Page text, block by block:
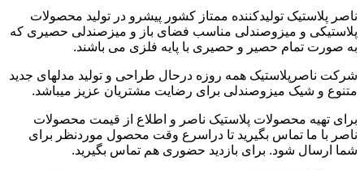
ناصر پلاستیک تولیدکننده ممتاز کشور پیشرو در تولید محصولات
پلاستیکی و میزوصندلی مناسب فضای باز و میزصندلی حصیری که
به صورت تمام حصیر و حصیری با پایه فلزی می باشند.
شرکت ناصرپلاستیک همه روزه درحال طراحی و تولید مدلهای جدید
متنوع و شیک میزوصندلی برای رضایت مشتریان عزیز میباشد.
برای تهیه محصولات پلاستیک ناصر و اطلاع از قیمت محصولات
ناصر با ما تماس بگیرید تا دراسرع وقت محصول موردنظر برای
شما ارسال شود. برای بازدید حضوری هم تماس بگیرید.